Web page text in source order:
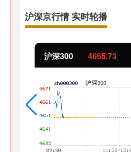
沪深京行情 实时轮播
北证50 1111.29